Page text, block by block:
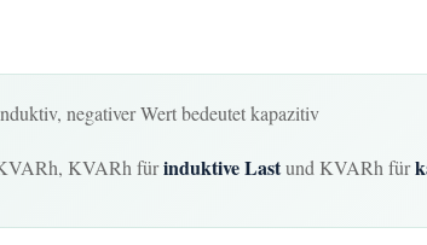
negativer Wert bedeutet kapazitiv
KVARh fürinduktive Lastund KVARh für